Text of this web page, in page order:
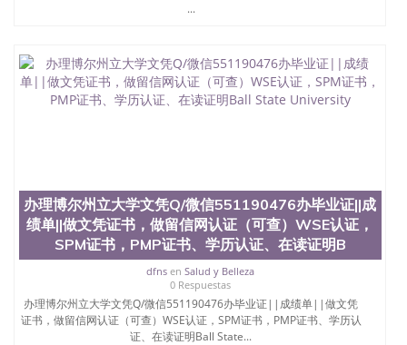
...
办理博尔州立大学文凭Q/微信551190476办毕业证||成
绩单||做文凭证书，做留信网认证（可查）WSE认证，
SPM证书，PMP证书、学历认证、在读证明B
dfnsen Salud y Belleza
0 Respuestas
办理博尔州立大学文凭Q/微信551190476办毕业证||成绩单||做文凭
证书，做留信网认证（可查）WSE认证，SPM证书，PMP证书、学历认
证、在读证明Ball State...